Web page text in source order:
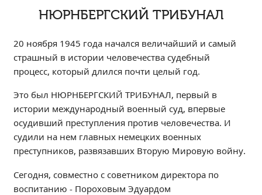
Главная
АБИТУРИЕНТУ
Опрос по качеству образования
Новости
Наблюдательный совет
Информация
Независимая оценка качества
Профориентация
Контакты
НЮРНБЕРГСКИЙ ТРИБУНАЛ
20 ноября 1945 года начался величайший и самый
страшный в истории человечества судебный
процесс, который длился почти целый год.
Это был НЮРНБЕРГСКИЙ ТРИБУНАЛ, первый в
истории международный военный суд, впервые
осудивший преступления против человечества. И
судили на нем главных немецких военных
преступников, развязавших Вторую Мировую войну.
Сегодня, совместно с советником директора по
воспитанию - Пороховым Эдуардом